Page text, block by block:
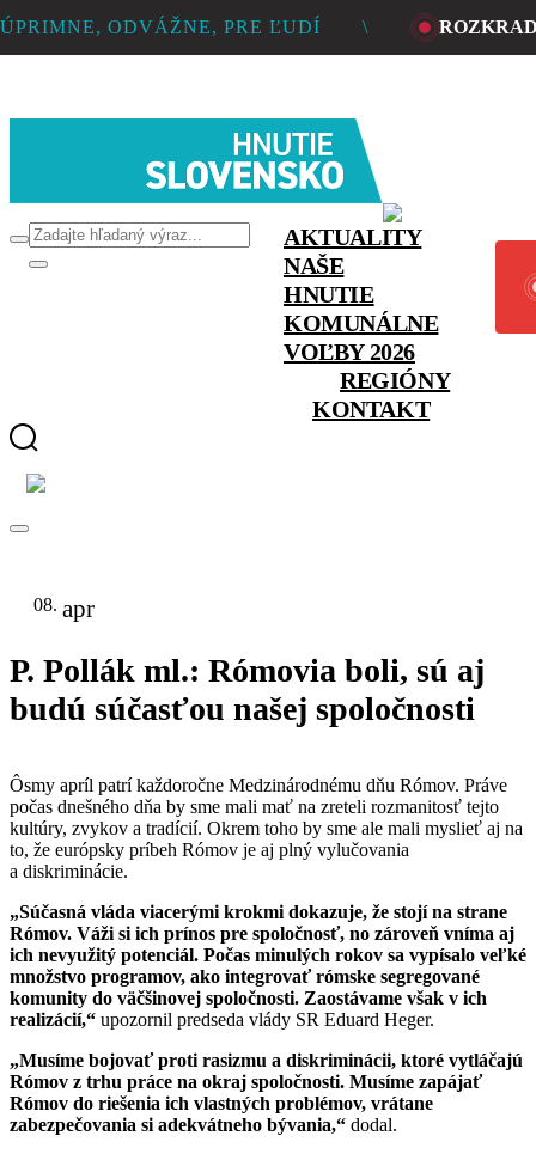
ÚPRIMNE, ODVÁŽNE, PRE ĽUDÍ \
PREVRAT 2027 MÚDREJŠÍ
AKTUALITY
NAŠE
HNUTIE
KOMUNÁLNE
VOĽBY 2026
REGIÓNY
KONTAKT
08. apr
P. Pollák ml.: Rómovia boli, sú aj
budú súčasťou našej spoločnosti
Ôsmy apríl patrí každoročne Medzinárodnému dňu Rómov. Práve
počas dnešného dňa by sme mali mať na zreteli rozmanitosť tejto
kultúry, zvykov a tradícií. Okrem toho by sme ale mali myslieť aj na
to, že európsky príbeh Rómov je aj plný vylučovania
a diskriminácie.
„Súčasná vláda viacerými krokmi dokazuje, že stojí na strane
Rómov. Váži si ich prínos pre spoločnosť, no zároveň vníma aj
ich nevyužitý potenciál. Počas minulých rokov sa vypísalo veľké
množstvo programov, ako integrovať rómske segregované
komunity do väčšinovej spoločnosti. Zaostávame však v ich
realizácií,“ upozornil predseda vlády SR Eduard Heger.
„Musíme bojovať proti rasizmu a diskriminácii, ktoré vytláčajú
Rómov z trhu práce na okraj spoločnosti. Musíme zapájať
Rómov do riešenia ich vlastných problémov, vrátane
zabezpečovania si adekvátneho bývania,“ dodal.